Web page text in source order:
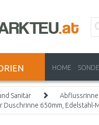
HOME
Sanitär
Duschrinne 650mm, Edelstahl-